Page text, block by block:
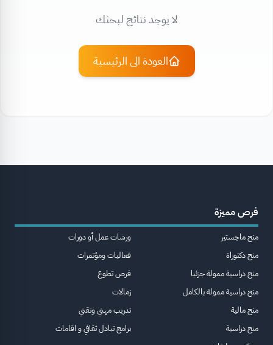
لا يوجد نتائج لبحثك
العودة الى الرئيسية
فرص مميزة
منح ماجستير
منح دكتوراة
منح دراسية ممولة جزئيا
منح دراسية ممولة بالكامل
منح مالية
منح دراسية
ورشات عمل أو دورات
فعاليات ومؤتمرات
فرص تطوع
زمالات
تدريب مهني وتقني
برامج تبادل ثقافي و اقامات